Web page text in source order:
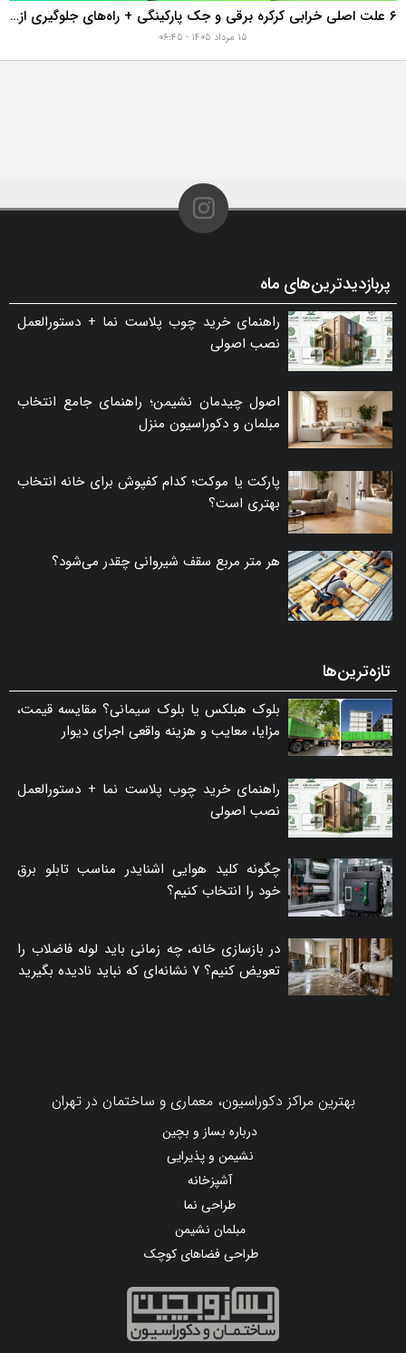
۶ علت اصلی خرابی کرکره برقی و جک پارکینگی + راه‌های جلوگیری از هزینه‌های سنگین تعمیر
پربازدیدترین‌های ماه
راهنمای خرید چوب پلاست نما + دستورالعمل
نصب اصولی
اصول چیدمان نشیمن؛ راهنمای جامع انتخاب
مبلمان و دکوراسیون منزل
پارکت یا موکت؛ کدام کفپوش برای خانه انتخاب
بهتری است؟
هر متر مربع سقف شیروانی چقدر می‌شود؟
تازه‌ترین‌ها
بلوک هبلکس یا بلوک سیمانی؟ مقایسه قیمت،
مزایا، معایب و هزینه واقعی اجرای دیوار
راهنمای خرید چوب پلاست نما + دستورالعمل
نصب اصولی
چگونه کلید هوایی اشنایدر مناسب تابلو برق
خود را انتخاب کنیم؟
در بازسازی خانه، چه زمانی باید لوله فاضلاب را
تعویض کنیم؟ ۷ نشانه‌ای که نباید نادیده بگیرید
بهترین مراکز دکوراسیون، معماری و ساختمان در تهران
درباره بساز و بچین
نشیمن و پذیرایی
آشپزخانه
طراحی نما
مبلمان نشیمن
طراحی فضاهای کوچک